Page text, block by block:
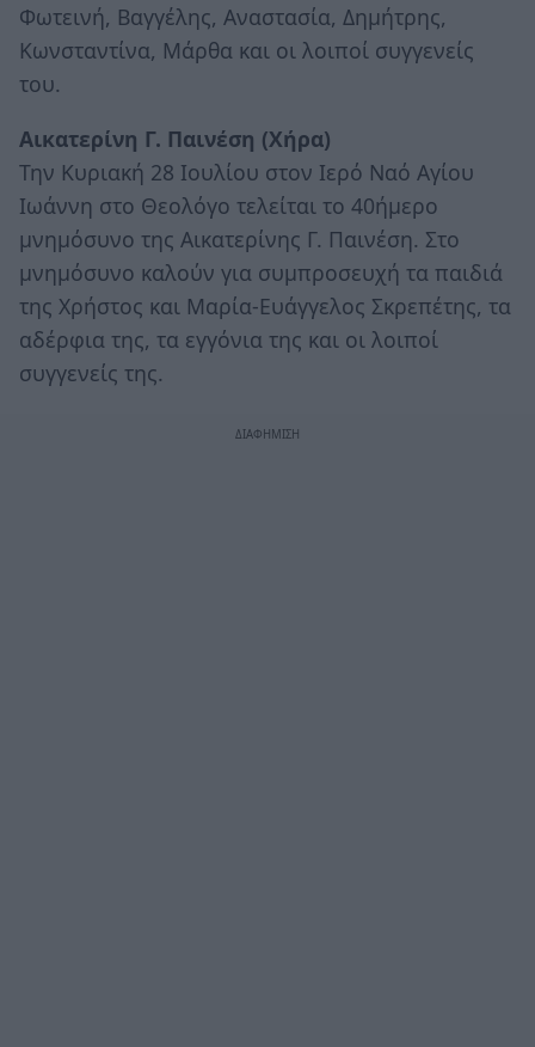
Φωτεινή, Βαγγέλης, Αναστασία, Δημήτρης,
Κωνσταντίνα, Μάρθα και οι λοιποί συγγενείς
του.
Αικατερίνη Γ. Παινέση (Χήρα)
Την Κυριακή 28 Ιουλίου στον Ιερό Ναό Αγίου
Ιωάννη στο Θεολόγο τελείται το 40ήμερο
μνημόσυνο της Αικατερίνης Γ. Παινέση. Στο
μνημόσυνο καλούν για συμπροσευχή τα παιδιά
της Χρήστος και Μαρία-Ευάγγελος Σκρεπέτης, τα
αδέρφια της, τα εγγόνια της και οι λοιποί
συγγενείς της.